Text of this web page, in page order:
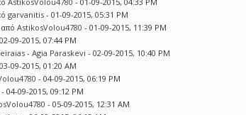
garvanitis - 01-09-2015, 05:31 PM
απόAstikosVolou4780 - 01-09-2015, 11:39 PM
09-2015, 07:44 PM
- Agia Paraskevi - 02-09-2015, 10:40 PM
09-2015, 01:20 AM
- 04-09-2015, 06:19 PM
- 04-09-2015, 09:12 PM
- 05-09-2015, 12:31 AM